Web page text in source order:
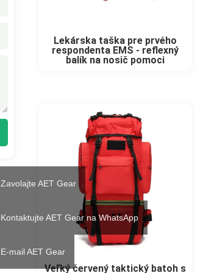
Lekárska taška pre prvého
respondenta EMS - reflexný
balík na nosič pomoci
Veľký červený taktický batoh s
Zavolajte AET Gear
Kontaktujte AET Gear na WhatsApp
E-mail AET Gear